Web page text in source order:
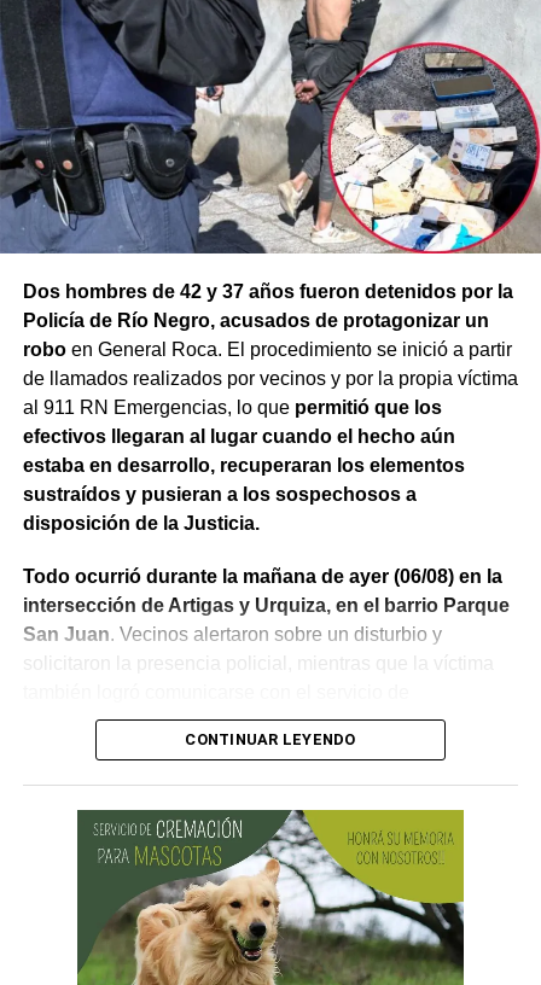
Dos hombres de 42 y 37 años fueron detenidos por la
Policía de Río Negro, acusados de protagonizar un
roboen General Roca. El procedimiento se inició a partir
de llamados realizados por vecinos y por la propia víctima
al 911 RN Emergencias, lo que permitió que los
efectivos llegaran al lugar cuando el hecho aún
estaba en desarrollo, recuperaran los elementos
sustraídos y pusieran a los sospechosos a
disposición de la Justicia.
Todo ocurrió durante la mañana de ayer (06/08) en la
intersección de Artigas y Urquiza, en el barrio Parque
San Juan. Vecinos alertaron sobre un disturbio y
solicitaron la presencia policial, mientras que la víctima
emergencias para informar lo que estaba ocurriendo.
hombres le habían sustraído una bolsa con dinero en
efectivo y dos teléfonos celulares. En el lugar se
recuperó parte de los bienes robados y se detuvo al
primer involucrado.
En forma paralela, otra comisión policial se dirigió a
CONTINUAR LEYENDO